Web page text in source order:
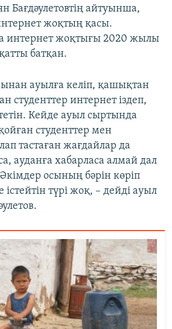
Бағдәулетовтің айтуынша,
жоқтың қасы.
интернет жоқтығы 2020 жылы
батқан.
ауылға келіп, қашықтан
студенттер интернет іздеп,
Кейде ауыл сыртында
студенттер мен
тастаған жағдайлар да
ауданға хабарласа алмай дал
осының бәрін көріп
істейтін түрі жоқ, – дейді ауыл